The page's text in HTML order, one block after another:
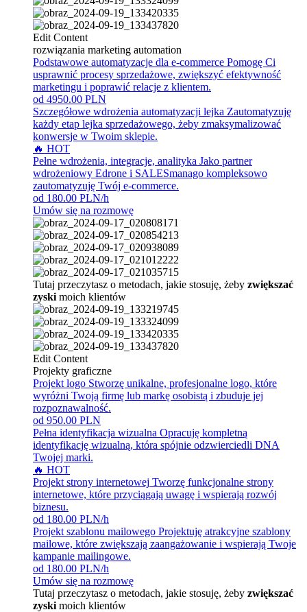
Edit Content
rozwiązania marketing automation
Podstawowe automatyzacje dla e-commerce Pomogę Ci
usprawnić procesy sprzedażowe, zwiększyć efektywność
marketingu i poprawić relacje z klientem.
od 4950.00 PLN
Szczegółowe wdrożenia automatyzacji lejka Zautomatyzuję
każdy etap lejka sprzedażowego, żeby zmaksymalizować
konwersje w Twoim sklepie.
🔥 HOT
Pełne wdrożenia, integracje, analityka Jako partner
wdrożeniowy Edrone i SALESmanago kompleksowo
zautomatyzuję Twój e-commerce.
od 180.00 PLN/h
Umów się na rozmowę
Tutaj przeczytasz o metodach, jakie stosuję, żeby zwiększać
zyski moich klientów
Edit Content
Projekty graficzne
Projekt logo Stworzę unikalne, profesjonalne logo, które
wyróżni Twoją firmę lub markę osobistą i zbuduje jej
rozpoznawalność.
od 950.00 PLN
Pełna identyfikacja wizualna Opracuję kompletną
identyfikację wizualną, która spójnie odzwierciedli DNA
Twojej marki.
🔥 HOT
Projekt strony internetowej Tworzę funkcjonalne strony
internetowe, które przyciągają uwagę i wspierają rozwój
biznesu.
od 180.00 PLN/h
Projekt szablonu mailowego Projektuję atrakcyjne szablony
mailowe, które zwiększają zaangażowanie i wspierają Twoje
kampanie mailingowe.
od 180.00 PLN/h
Umów się na rozmowę
Tutaj przeczytasz o metodach, jakie stosuję, żeby zwiększać
zyski moich klientów